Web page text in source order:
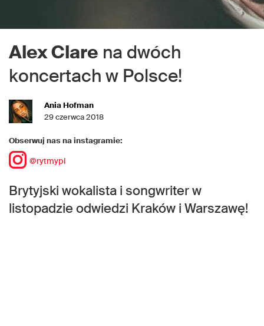
Alex Clare na dwóch
koncertach w Polsce!
Ania Hofman
29 czerwca 2018
Obserwuj nas na instagramie:
@rytmypl
Brytyjski wokalista i songwriter w
listopadzie odwiedzi Kraków i Warszawę!